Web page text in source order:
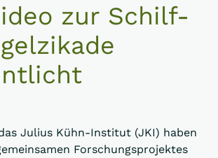
zur Schilf-
Julius Kühn-Institut (JKI) haben
Forschungsprojektes